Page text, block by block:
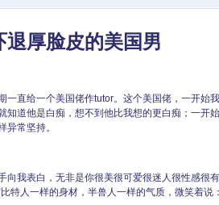
厚脸皮的美国男
一直给一个美国佬作tutor。这个美国佬，一开始
知道他是白痴，想不到他比我想的更白痴；一开
异常坚持。
向我表白，无非是你很美很可爱很迷人很性感很
特人一样的身材，半兽人一样的气质，微笑着说